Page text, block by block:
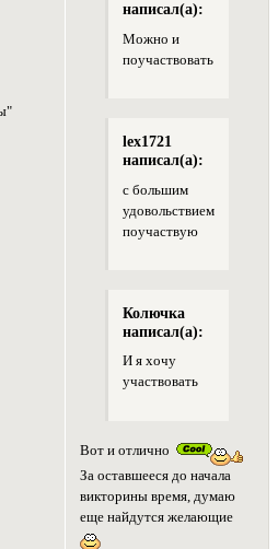
написал(а):
Можно и
поучаствовать
lex1721
написал(а):
с большим
удовольствием
поучаствую
Колючка
написал(а):
И я хочу
участвовать
Вот и отлично
За оставшееся до начала
викторины время, думаю
еще найдутся желающие